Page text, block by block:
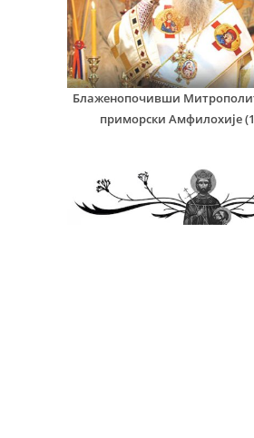
Блаженопочивши
приморски Амфилохије